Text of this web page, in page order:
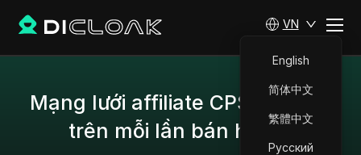
VN
English
简体中文
繁體中文
Русский
Mạng lưới affiliate CPS (Chi phí
trên mỗi lần bán hàng)